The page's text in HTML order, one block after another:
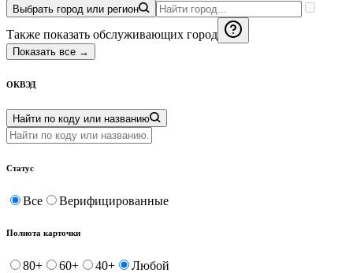
Выбрать город или регион
Также показать обслуживающих город
Показать все →
ОКВЭД
Найти по коду или названию
Статус
Все Верифицированные
Полнота карточки
80+ 60+ 40+ Любой